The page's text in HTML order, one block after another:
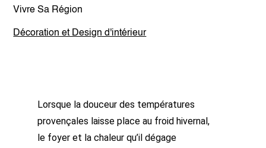
Vivre Sa Région
Décoration et Design d'intérieur
Lorsque la douceur des températures
provençales laisse place au froid hivernal,
le foyer et la chaleur qu’il dégage